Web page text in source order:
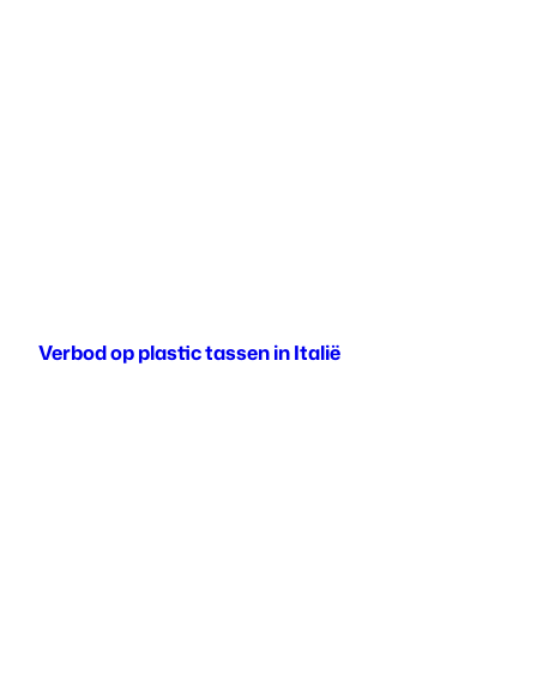
Verbod op plastic tassen in Italië